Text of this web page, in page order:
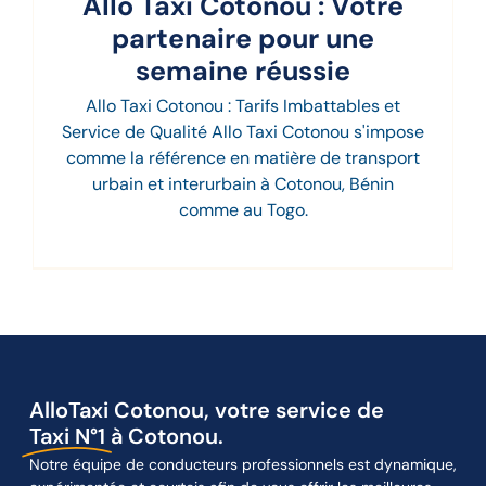
partenaire pour une
semaine réussie
Allo Taxi Cotonou : Tarifs Imbattables et
Service de Qualité Allo Taxi Cotonou s'impose
comme la référence en matière de transport
urbain et interurbain à Cotonou, Bénin
comme au Togo.
AlloTaxi Cotonou, votre service de
Taxi N°1 à Cotonou.
Notre équipe de conducteurs professionnels est dynamique,